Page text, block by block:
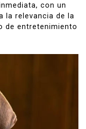
con un
la relevancia de la
de entretenimiento